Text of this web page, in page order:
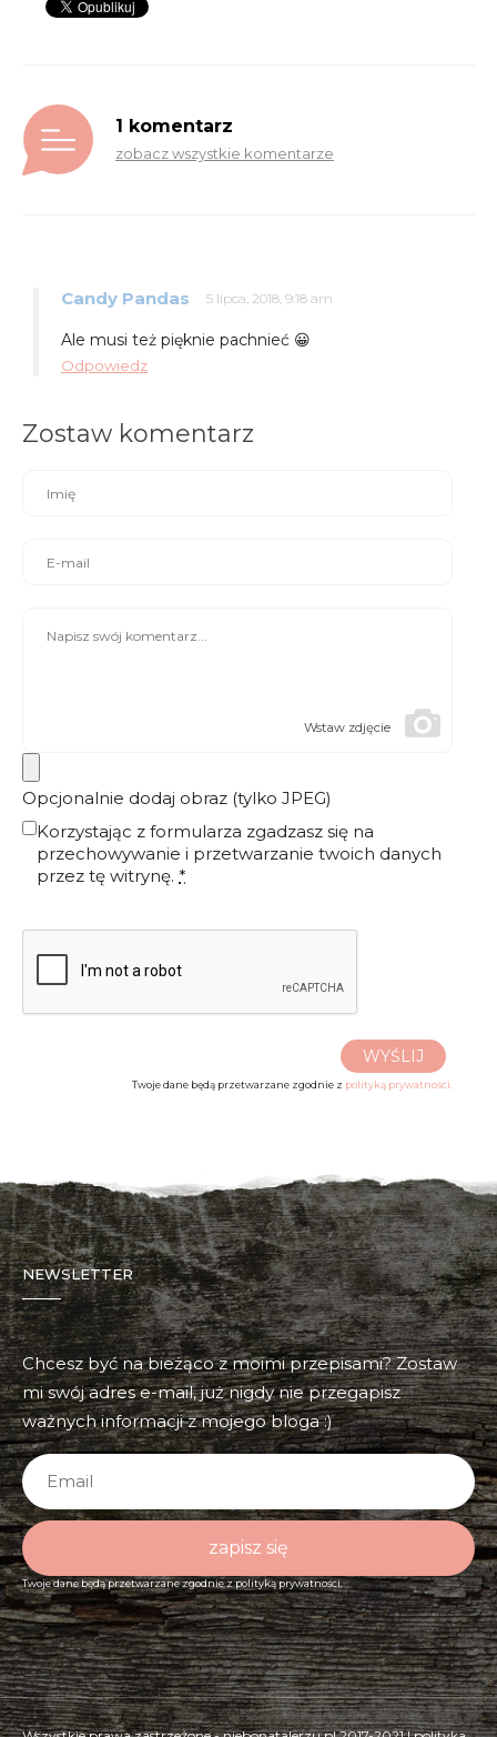
1 komentarz
zobacz wszystkie komentarze
Candy Pandas 5 lipca, 2018, 9:18 am
Ale musi też pięknie pachnieć 😀
Odpowiedz
Zostaw komentarz
Wstaw zdjęcie
Opcjonalnie dodaj obraz (tylko JPEG)
Korzystając z formularza zgadzasz się na
przechowywanie i przetwarzanie twoich danych
przez tę witrynę. *
WYŚLIJ
Twoje dane będą przetwarzane zgodnie z polityką prywatności.
NEWSLETTER
Chcesz być na bieżąco z moimi przepisami? Zostaw
mi swój adres e-mail, już nigdy nie przegapisz
ważnych informacji z mojego bloga :)
zapisz się
Twoje dane będą przetwarzane zgodnie zpolityką prywatności.